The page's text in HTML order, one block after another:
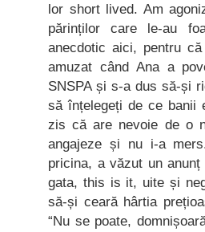
lor short lived. Am
părinților care le-au
anecdotic aici, pentru
amuzat când Ana a
SNSPA și s-a dus să-și
să înțelegeți de ce banii
zis că are nevoie de o
angajeze și nu i-a
pricina, a văzut un
gata, this is it, uite și
să-și ceară hârtia
“Nu se poate,